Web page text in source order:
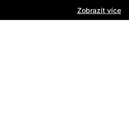
Zobrazit více